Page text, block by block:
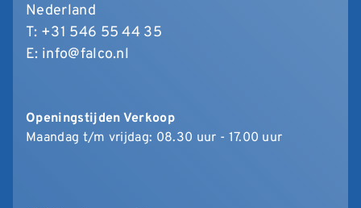
Nederland
T: +31 546 55 44 35
E: info@falco.nl
Openingstijden Verkoop
Maandag t/m vrijdag: 08.30 uur - 17.00 uur